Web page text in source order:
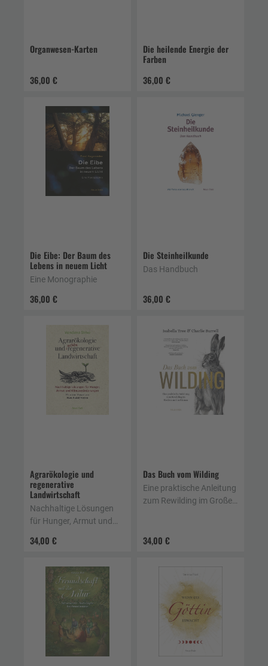
Organwesen-Karten
36,00 €
Die heilende Energie der
Farben
36,00 €
Die Eibe: Der Baum des
Lebens in neuem Licht
36,00 €
Eine Monographie
Die Steinheilkunde
36,00 €
Das Handbuch
Agrarökologie und
regenerative
Landwirtschaft
34,00 €
Nachhaltige Lösungen
für Hunger, Armut und
Das Buch vom Wilding
34,00 €
Eine praktische Anleitung
zum Rewilding im Großen